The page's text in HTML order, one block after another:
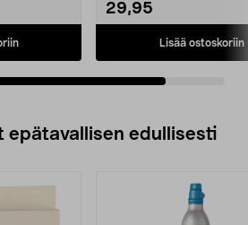
29,95
Lisää ostoskoriin
epätavallisen edullisesti